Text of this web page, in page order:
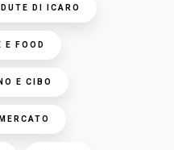
DI ICARO
E FOOD
E CIBO